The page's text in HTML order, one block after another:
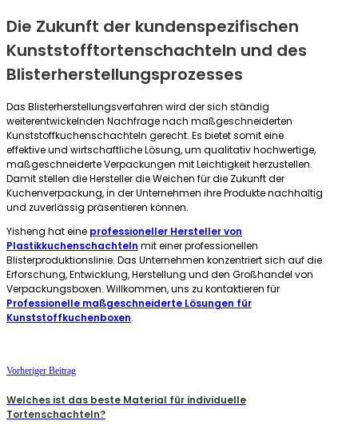
Die Zukunft der kundenspezifischen
Kunststofftortenschachteln und des
Blisterherstellungsprozesses
Das Blisterherstellungsverfahren wird der sich ständig
weiterentwickelnden Nachfrage nach maßgeschneiderten
Kunststoffkuchenschachteln gerecht. Es bietet somit eine
effektive und wirtschaftliche Lösung, um qualitativ hochwertige,
maßgeschneiderte Verpackungen mit Leichtigkeit herzustellen.
Damit stellen die Hersteller die Weichen für die Zukunft der
Kuchenverpackung, in der Unternehmen ihre Produkte nachhaltig
und zuverlässig präsentieren können.
Yisheng hat eine professioneller Hersteller von
Plastikkuchenschachteln mit einer professionellen
Blisterproduktionslinie. Das Unternehmen konzentriert sich auf die
Erforschung, Entwicklung, Herstellung und den Großhandel von
Verpackungsboxen. Willkommen, uns zu kontaktieren für
Professionelle maßgeschneiderte Lösungen für
Kunststoffkuchenboxen.
Vorheriger Beitrag
Welches ist das beste Material für individuelle
Tortenschachteln?